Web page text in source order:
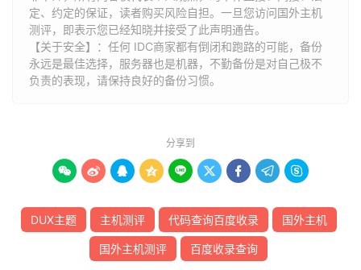
定、约定的保证，读者购买风险自担。一旦您访问国外主机
测评，即表示您已经知晓并接受了此声明通告。
【关于安全】：任何 IDC商家都有倒闭和跑路的可能，备份
永远是最佳选择，服务器也是机器，不勤备份是对自己极不
负责的表现，请保持良好的备份习惯。
分享到
        
DUX主题 主机测评 代码查询百度收录 国外主机
国外主机测评 百度收录查询